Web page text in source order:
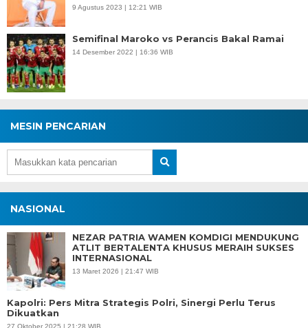
9 Agustus 2023 | 12:21 WIB
Semifinal Maroko vs Perancis Bakal Ramai
14 Desember 2022 | 16:36 WIB
MESIN PENCARIAN
NASIONAL
NEZAR PATRIA WAMEN KOMDIGI MENDUKUNG
ATLIT BERTALENTA KHUSUS MERAIH SUKSES
INTERNASIONAL
13 Maret 2026 | 21:47 WIB
Kapolri: Pers Mitra Strategis Polri, Sinergi Perlu Terus
Dikuatkan
27 Oktober 2025 | 21:28 WIB